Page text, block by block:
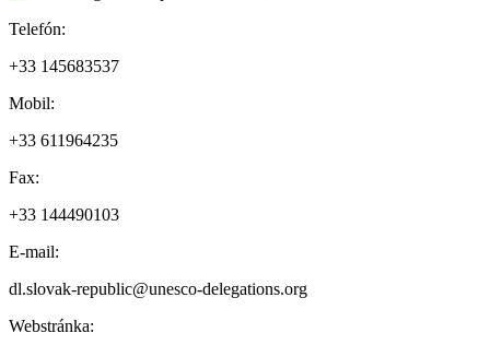
Telefón:
+33 145683537
Mobil:
+33 611964235
Fax:
+33 144490103
E-mail:
dl.slovak-republic@unesco-delegations.org
Webstránka: